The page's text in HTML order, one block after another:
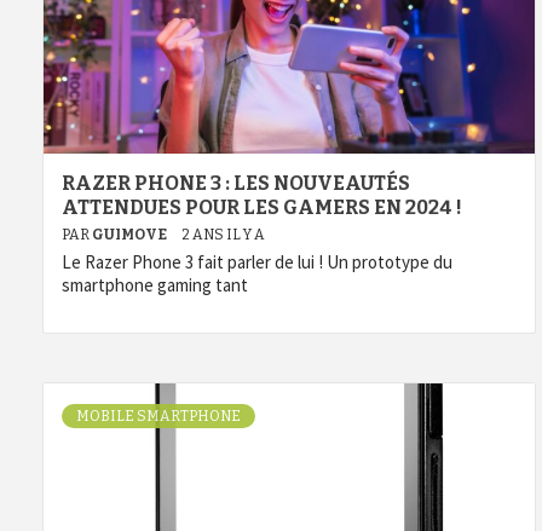
RAZER PHONE 3 : LES NOUVEAUTÉS
ATTENDUES POUR LES GAMERS EN 2024 !
PAR GUIMOVE 2 ANS IL Y A
Le Razer Phone 3 fait parler de lui ! Un prototype du
smartphone gaming tant
MOBILE SMARTPHONE